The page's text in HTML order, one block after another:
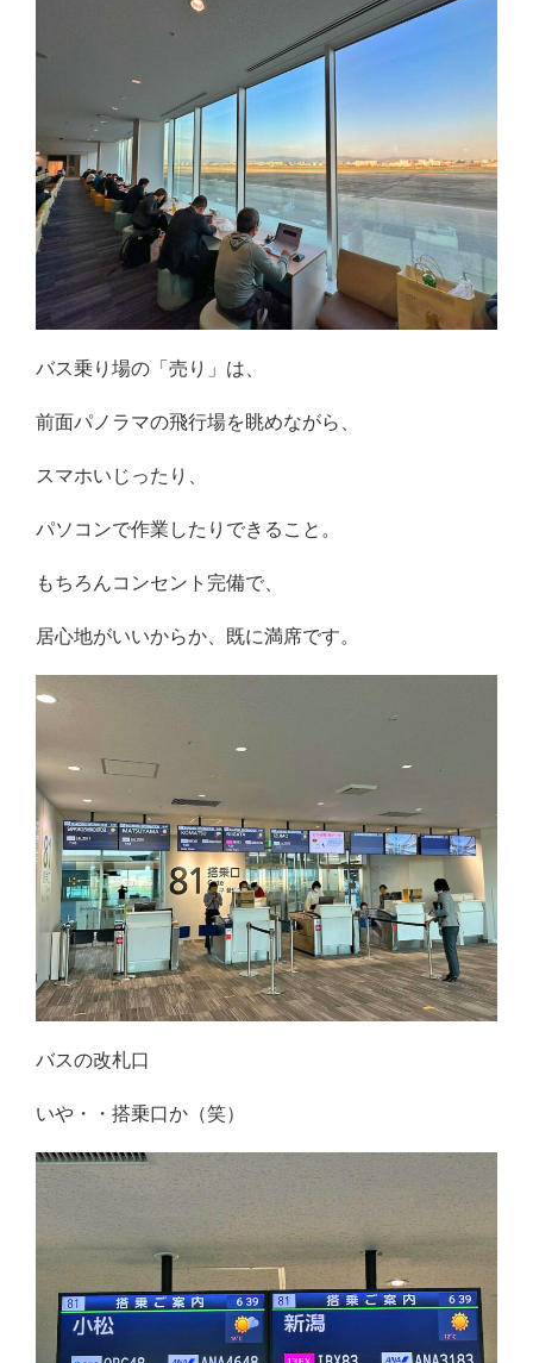
バス乗り場の「売り」は、
前面パノラマの飛行場を眺めながら、
スマホいじったり、
パソコンで作業したりできること。
もちろんコンセント完備で、
居心地がいいからか、既に満席です。
バスの改札口
いや・・搭乗口か（笑）